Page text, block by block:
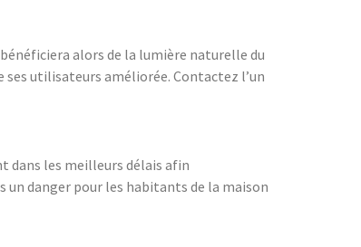
alors de la lumière naturelle du
utilisateurs améliorée. Contactez l’un
dans les meilleurs délais afin
danger pour les habitants de la maison